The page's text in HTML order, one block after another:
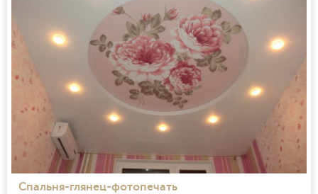
Спальня-глянец-фотопечать